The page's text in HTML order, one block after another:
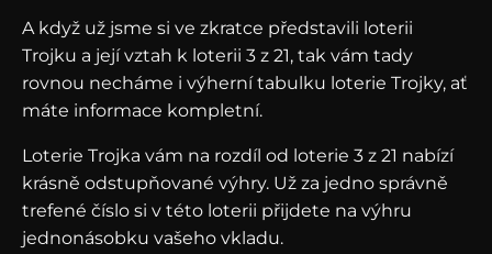
A když už jsme si ve zkratce představili loterii
Trojku a její vztah k loterii 3 z 21, tak vám tady
rovnou necháme i výherní tabulku loterie Trojky, ať
máte informace kompletní.
Loterie Trojka vám na rozdíl od loterie 3 z 21 nabízí
krásně odstupňované výhry. Už za jedno správně
trefené číslo si v této loterii přijdete na výhru
jednonásobku vašeho vkladu.